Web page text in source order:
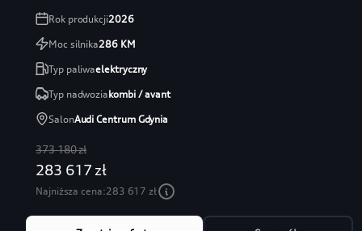
Rok produkcji2026
Moc silnika286KM
Typ paliwaelektryczny
Typ nadwoziakombi / avant
SalonAudi Centrum Gdynia
373 180 zł
283 617 zł
Najniższa cena:283 617 zł